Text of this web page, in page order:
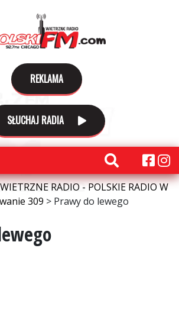
REKLAMA
SŁUCHAJ RADIA
RADIO - POLSKIE RADIO W
309 > Prawy do lewego